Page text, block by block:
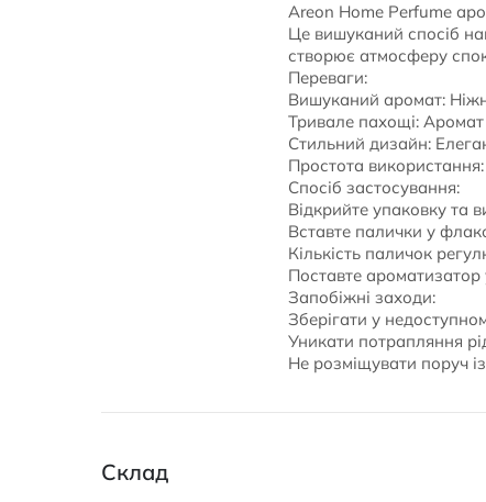
Areon Home Perfume
Це вишуканий спосіб
створює атмосферу
Переваги:
Вишуканий аромат:
Тривале пахощі:
Стильний дизайн:
Простота
Спосіб застосування:
Відкрийте упаковку та
Вставте палички у
Кількість паличок
Поставте
Запобіжні заходи:
Зберігати у
Уникати потрапляння
Не розміщувати поруч
Склад